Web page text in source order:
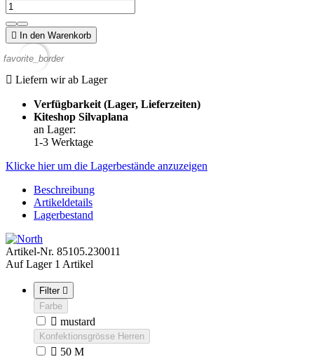
 In den Warenkorb
favorite_border
 Liefern wir ab Lager
Verfügbarkeit (Lager, Lieferzeiten)
Kiteshop Silvaplana
an Lager:
1-3 Werktage
Klicke hier um die Lagerbestände anzuzeigen
Beschreibung
Artikeldetails
Lagerbestand
Artikel-Nr. 85105.230011
Auf Lager 1 Artikel
Filter 
Farbe
 mustard
Konfektionsgrösse Herren
 50 M